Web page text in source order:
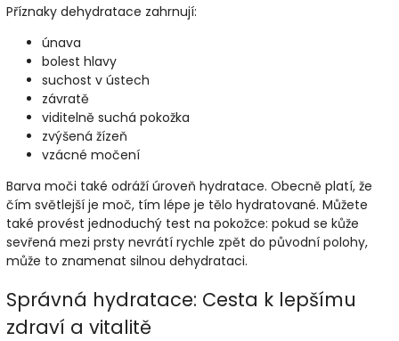
Příznaky dehydratace zahrnují:
únava
bolest hlavy
suchost v ústech
závratě
viditelně suchá pokožka
zvýšená žízeň
vzácné močení
Barva moči také odráží úroveň hydratace. Obecně platí, že
čím světlejší je moč, tím lépe je tělo hydratované. Můžete
také provést jednoduchý test na pokožce: pokud se kůže
sevřená mezi prsty nevrátí rychle zpět do původní polohy,
může to znamenat silnou dehydrataci.
Správná hydratace: Cesta k lepšímu
zdraví a vitalitě